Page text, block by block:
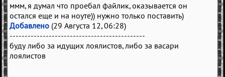
ммм, я думал что проебал файлик, оказывается он
остался еще и на ноуте)) нужно только поставить)
Добавлено (29 Августа 12, 06:28)
---------------------------------------------
буду либо за идущих лоялистов, либо за васари
лоялистов